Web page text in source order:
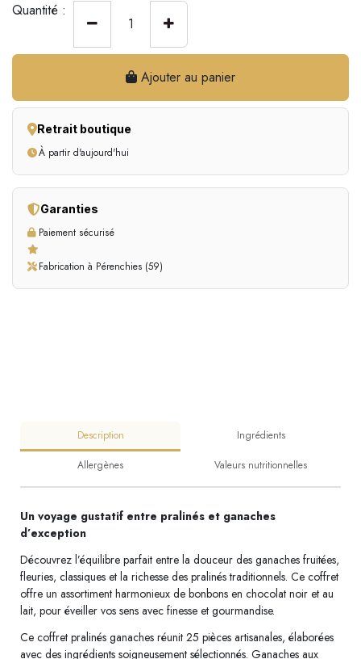
Quantité :
Ajouter au panier
Retrait boutique
À partir d'aujourd'hui
Garanties
Paiement sécurisé
Fabrication à Pérenchies (59)
Description Ingrédients
Allergènes Valeurs nutritionnelles
Un voyage gustatif entre pralinés et ganaches
d’exception
Découvrez l’équilibre parfait entre la douceur des ganaches fruitées,
fleuries, classiques et la richesse des pralinés traditionnels. Ce coffret
offre un assortiment harmonieux de bonbons en chocolat noir et au
lait, pour éveiller vos sens avec finesse et gourmandise.
Ce coffret pralinés ganaches réunit 25 pièces artisanales, élaborées
avec des ingrédients soigneusement sélectionnés. Ganaches aux